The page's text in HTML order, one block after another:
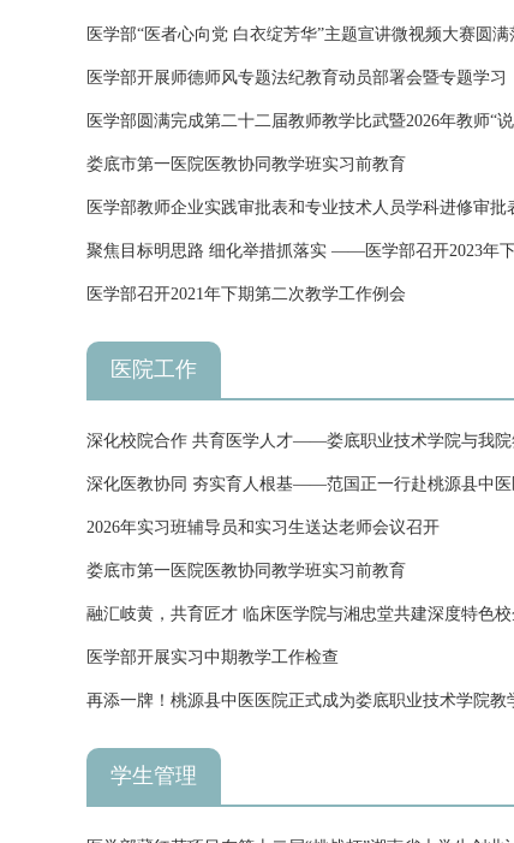
医学部“医者心向党 白衣绽芳华”主题宣讲微视频大赛圆满
医学部开展师德师风专题法纪教育动员部署会暨专题学习
医学部圆满完成第二十二届教师教学比武暨2026年教师“
娄底市第一医院医教协同教学班实习前教育
医学部教师企业实践审批表和专业技术人员学科进修审批
聚焦目标明思路 细化举措抓落实 ——医学部召
医学部召开2021年下期第二次教学工作例会
医院工作
深化校院合作 共育医学人才——娄底职业技术学院与我院
深化医教协同 夯实育人根基——范国正一行赴桃源县中医医院开展
医...
2026年实习班辅导员和实习生送达老师会议召开
娄底市第一医院医教协同教学班实习前教育
融汇岐黄，共育匠才 临床医学院与湘忠堂共建深度
医学部开展实习中期教学工作检查
再添一牌！桃源县中医医院正式成为娄底职业技术学院教
学生管理